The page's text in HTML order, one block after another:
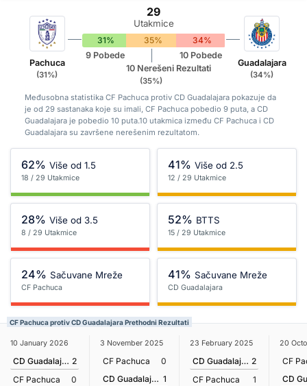
Pachuca
(31%)
29
Utakmice
31% 35%
34%
9 Pobede
10 Nerešeni Rezultati
(35%)
10 Pobede
Guadalajara
(34%)
Međusobna statistika CF Pachuca protiv CD Guadalajara pokazuje da
je od 29 sastanaka koje su imali, CF Pachuca pobedio 9 puta, a CD
Guadalajara je pobedio 10 puta.10 utakmica između CF Pachuca i CD
Guadalajara su završene nerešenim rezultatom.
62% Više od 1.5
18 / 29 Utakmice
41% Više od 2.5
12 / 29 Utakmice
28% Više od 3.5
8 / 29 Utakmice
52% BTTS
15 / 29 Utakmice
24% Sačuvane Mreže
CF Pachuca
41% Sačuvane Mreže
CD Guadalajara
CF Pachuca protiv CD Guadalajara Prethodni Rezultati
10 January 2026
CD Guadalajara 2
CF Pachuca
0
3 November 2025
CF Pachuca
0
CD Guadalajara 1
23 February 2025
CD Guadalajara 2
CF Pachuca
1
20
CF